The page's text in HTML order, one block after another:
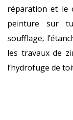
réparation et le
peinture sur
soufflage,
les travaux de
l’hydrofuge de